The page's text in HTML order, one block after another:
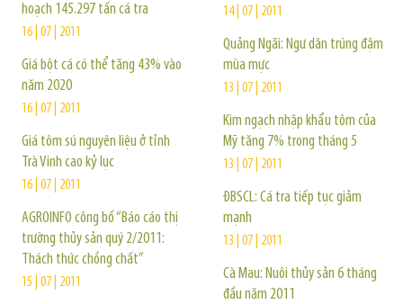
hoạch 145.297 tấn cá tra
16 | 07 | 2011
Giá bột cá có thể tăng 43% vào
năm 2020
16 | 07 | 2011
Giá tôm sú nguyên liệu ở tỉnh
Trà Vinh cao kỷ lục
16 | 07 | 2011
AGROINFO công bố “Báo cáo thị
trường thủy sản quý 2/2011:
Thách thức chồng chất”
15 | 07 | 2011
14 | 07 | 2011
Quảng Ngãi: Ngư dân trúng đậm
mùa mực
13 | 07 | 2011
Kim ngạch nhập khẩu tôm của
Mỹ tăng 7% trong tháng 5
13 | 07 | 2011
ĐBSCL: Cá tra tiếp tục giảm
mạnh
13 | 07 | 2011
Cà Mau: Nuôi thủy sản 6 tháng
đầu năm 2011